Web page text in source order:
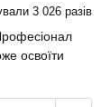
3 026 разів
освоїти